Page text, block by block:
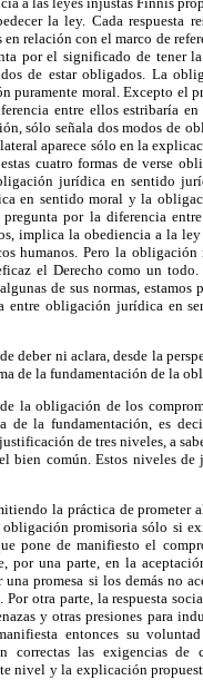
la ley. Cada respuesta
en relación con el marco de
por el significado de tener
de estar obligados. La
moral. Excepto el
entre ellos estribaría
sólo señala dos modos de
aparece sólo en la
cuatro formas de verse
jurídica en sentido
en sentido moral y la
por la diferencia
implica la obediencia a la
humanos. Pero la
el Derecho como un
de sus normas,
entre obligación jurídica en
deber ni aclara, desde la
de la fundamentación de la
la obligación de los
de la fundamentación, es
de tres niveles, a
común. Estos niveles de
la práctica de prometer
promisoria sólo si
pone de manifiesto el
por una parte, en la
promesa si los demás no
otra parte, la respuesta
y otras presiones para
entonces su
correctas las exigencias
nivel y la explicación